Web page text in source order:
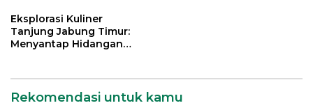
Eksplorasi Kuliner
Tanjung Jabung Timur:
Menyantap Hidangan
Rekomendasi untuk kamu